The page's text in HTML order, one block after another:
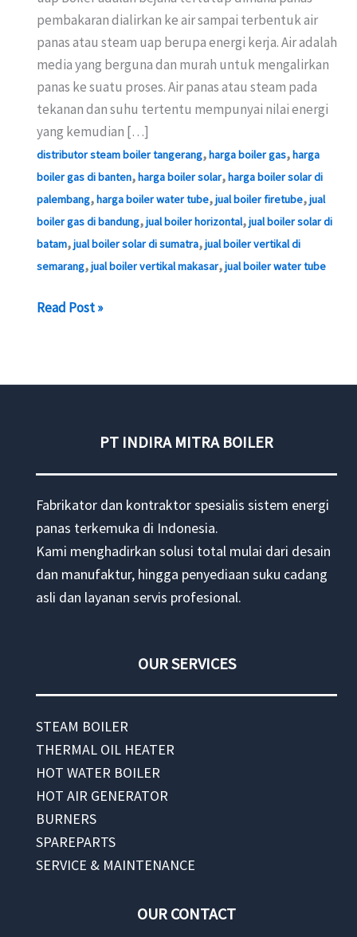
pembakaran dialirkan ke air sampai terbentuk air
panas atau steam uap berupa energi kerja. Air adalah
media yang berguna dan murah untuk mengalirkan
panas ke suatu proses. Air panas atau steam pada
tekanan dan suhu tertentu mempunyai nilai energi
yang kemudian […]
distributor steam boiler tangerang,harga boiler gas,harga
boiler gas di banten,harga boiler solar,harga boiler solar di
palembang,harga boiler water tube,jual boiler firetube,jual
boiler gas di bandung,jual boiler horizontal,jual boiler solar di
batam,jual boiler solar di sumatra,jual boiler vertikal di
semarang,jual boiler vertikal makasar,jual boiler water tube
Boiler
Read Post »
PT INDIRA MITRA BOILER
Fabrikator dan kontraktor spesialis sistem energi
panas terkemuka di Indonesia.
Kami menghadirkan solusi total mulai dari desain
dan manufaktur, hingga penyediaan suku cadang
asli dan layanan servis profesional.
OUR SERVICES
STEAM BOILER
THERMAL OIL HEATER
HOT WATER BOILER
HOT AIR GENERATOR
BURNERS
SPAREPARTS
SERVICE & MAINTENANCE
OUR CONTACT